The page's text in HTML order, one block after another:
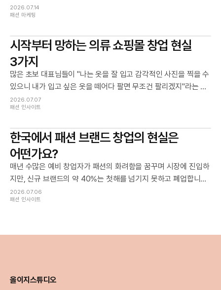
했다가 쓰라린 반려의 맛을 보지 않으려면 철저한 사전 준비가 필
수입니다.
2026.07.14
패션 마케팅
시작부터 망하는 의류 쇼핑몰 창업 현실
3가지
많은 초보 대표님들이 "나는 옷을 잘 입고 감각적인 사진을 찍을 수
있으니 내가 입고 싶은 옷을 떼어다 팔면 무조건 팔리겠지"라는 막
연한 대박 상상으로 창업 전선에 뛰어듭니다. 하지만 불과 몇 달만
지나도 내가 좋아하는 옷과 고객이 돈을 내고 사고 싶어 하는 옷은
2026.07.07
패션 인사이트
한국에서 패션 브랜드 창업의 현실은
어떤가요?
매년 수많은 예비 창업자가 패션의 화려함을 꿈꾸며 시장에 진입하
지만, 신규 브랜드의 약 40%는 첫해를 넘기지 못하고 폐업합니다.
지인 판매라는 일시적인 매출을 제외하면, 단 10벌의 옷도 팔아보
지 못하고 소리 없이 문을 닫는 브랜드가 전체의 80%에 달하는 것
2026.07.06
패션 인사이트
올이지스튜디오